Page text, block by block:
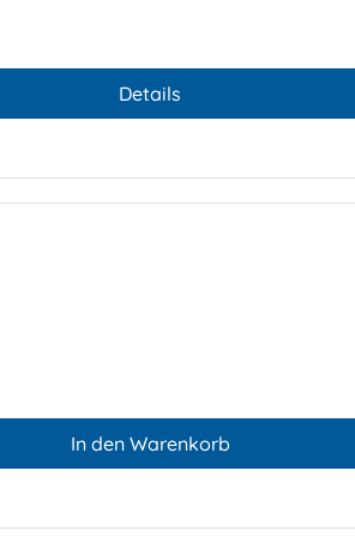
Details
In den Warenkorb